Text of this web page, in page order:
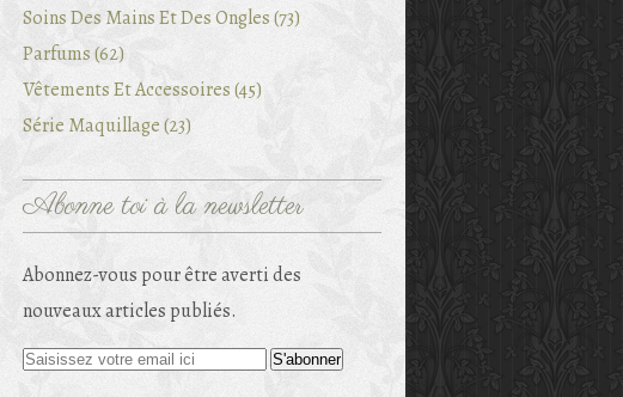
Soins Des Mains Et Des Ongles (73)
Parfums (62)
Vêtements Et Accessoires (45)
Série Maquillage (23)
Abonne toi à la newsletter
Abonnez-vous pour être averti des
nouveaux articles publiés.